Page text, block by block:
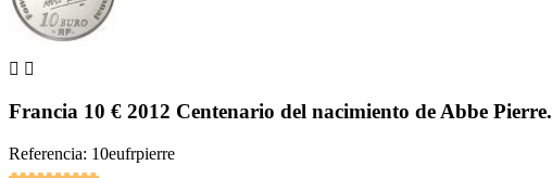
 
Francia 10 € 2012 Centenario del nacimiento de Abbe Pierre.
Referencia: 10eufrpierre